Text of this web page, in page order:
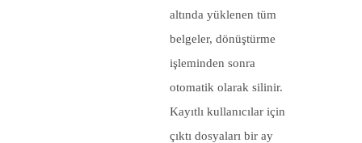
altında yüklenen tüm
belgeler, dönüştürme
işleminden sonra
otomatik olarak silinir.
Kayıtlı kullanıcılar için
çıktı dosyaları bir ay